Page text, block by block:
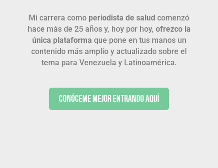
Mi carrera como periodista de salud comenzó
hace más de 25 años y, hoy por hoy, ofrezco la
única plataforma que pone en tus manos un
contenido más amplio y actualizado sobre el
tema para Venezuela y Latinoamérica.
Conóceme mejor entrando aquí